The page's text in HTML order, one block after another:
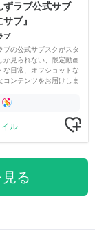
ずラブ公式サブ
ブ』
ブ
ブの公式サブスクがスタ
か見られない、限定動画
な日常、オフショットな
コンテンツをお届けしま
ル
る